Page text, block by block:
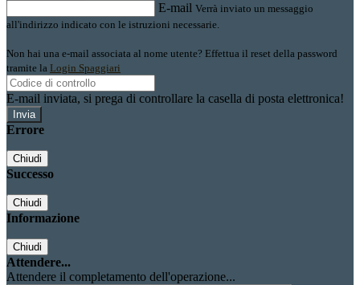
E-mail Verrà inviato un messaggio
all'indirizzo indicato con le istruzioni necessarie.
Non hai una e-mail associata al nome utente? Effettua il reset della password
tramite la Login Spaggiari
E-mail inviata, si prega di controllare la casella di posta elettronica!
Errore
Chiudi
Successo
Chiudi
Informazione
Chiudi
Attendere...
Attendere il completamento dell'operazione...